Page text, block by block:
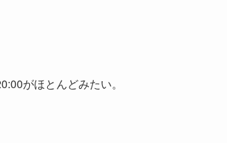
がほとんどみたい。